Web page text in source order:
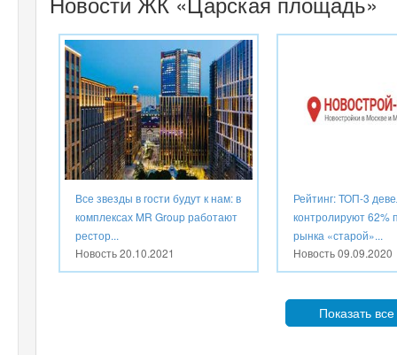
Все звезды в гости будут к нам: в
комплексах MR Group работают
рестор...
Новость20.10.2021
Рейтинг: ТОП-3
контролируют 62%
рынка «старой»...
Новость09.09.2020
Показать